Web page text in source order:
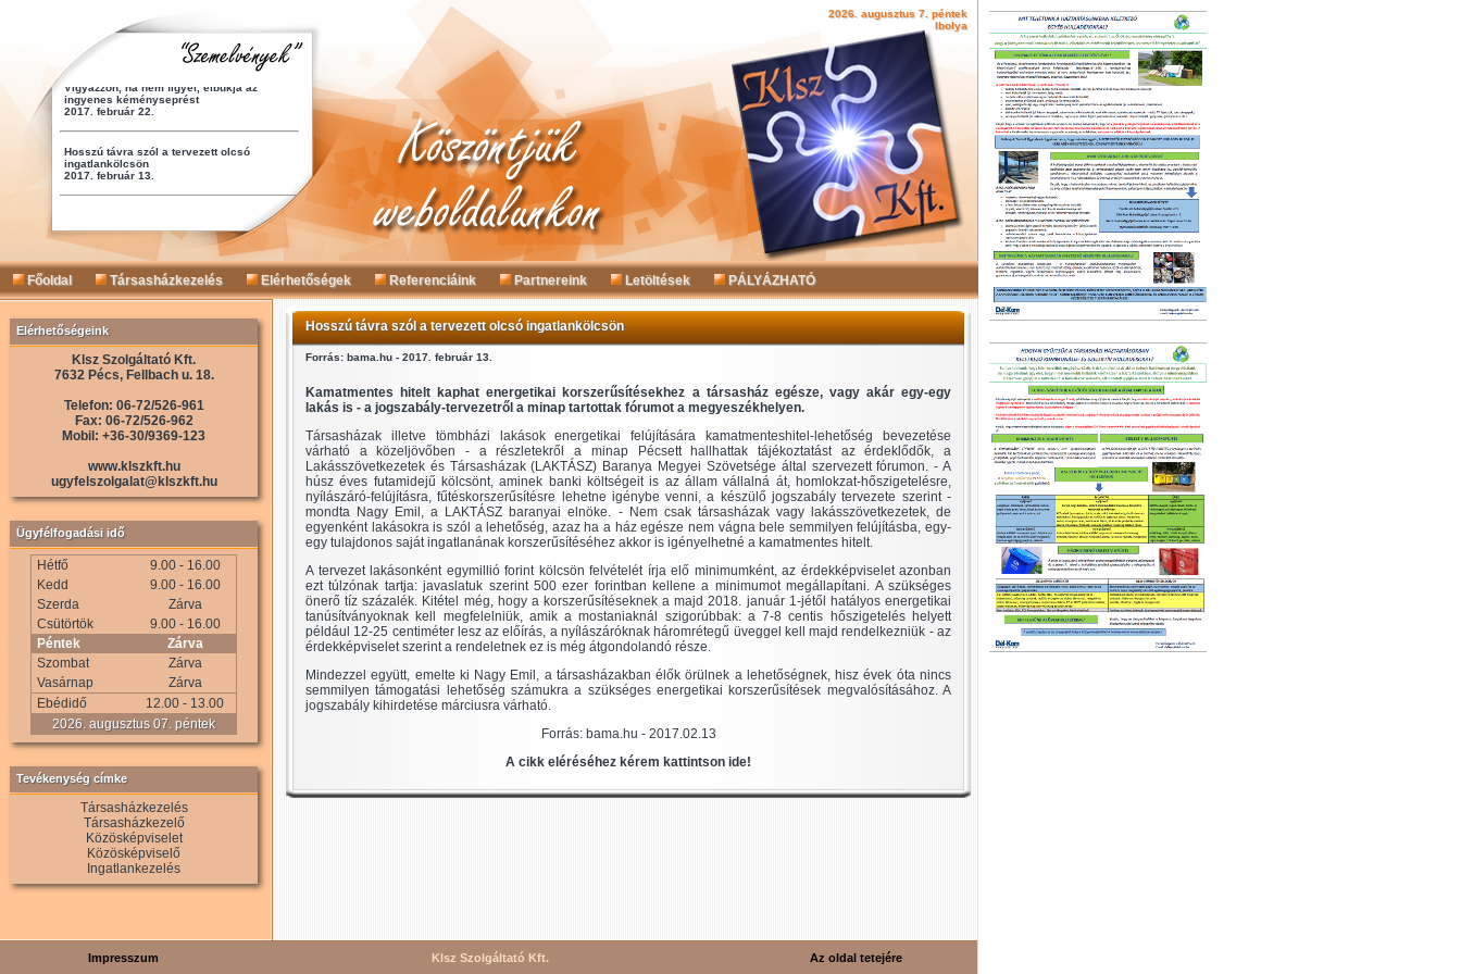
2026. augusztus 7. péntek
Ibolya
Főoldal Társasházkezelés Elérhetőségek Referenciáink Partnereink Letöltések PÁLYÁZHATÓ
Elérhetőségeink
Klsz Szolgáltató Kft.
7632 Pécs, Fellbach u. 18.
Telefon: 06-72/526-961
Fax: 06-72/526-962
Mobil: +36-30/9369-123
www.klszkft.hu
ugyfelszolgalat@klszkft.hu
Ügyfélfogadási idő
Hétfő
9.00 - 16.00
Kedd
9.00 - 16.00
Szerda
Zárva
Csütörtök
9.00 - 16.00
Péntek
Zárva
Szombat
Zárva
Vasárnap
Zárva
Ebédidő
12.00 - 13.00
2026. augusztus 07. péntek
Tevékenység címke
Társasházkezelés
Társasházkezelő
Közösképviselet
Közösképviselő
Ingatlankezelés
Hosszú távra szól a tervezett olcsó ingatlankölcsön
Forrás: bama.hu - 2017. február 13.
Kamatmentes hitelt kaphat energetikai korszerűsítésekhez a társasház egésze, vagy akár egy-egy
lakás is - a jogszabály-tervezetről a minap tartottak fórumot a megyeszékhelyen.
Társasházak illetve tömbházi lakások energetikai felújítására kamatmenteshitel-lehetőség bevezetése
várható a közeljövőben - a részletekről a minap Pécsett hallhattak tájékoztatást az érdeklődők, a
Lakásszövetkezetek és Társasházak (LAKTÁSZ) Baranya Megyei Szövetsége által szervezett fórumon. - A
húsz éves futamidejű kölcsönt, aminek banki költségeit is az állam vállalná át, homlokzat-hőszigetelésre,
nyílászáró-felújításra, fűtéskorszerűsítésre lehetne igénybe venni, a készülő jogszabály tervezete szerint -
mondta Nagy Emil, a LAKTÁSZ baranyai elnöke. - Nem csak társasházak vagy lakásszövetkezetek, de
egyenként lakásokra is szól a lehetőség, azaz ha a ház egésze nem vágna bele semmilyen felújításba, egy-
egy tulajdonos saját ingatlanának korszerűsítéséhez akkor is igényelhetné a kamatmentes hitelt.
A tervezet lakásonként egymillió forint kölcsön felvételét írja elő minimumként, az érdekképviselet azonban
ezt túlzónak tartja: javaslatuk szerint 500 ezer forintban kellene a minimumot megállapítani. A szükséges
önerő tíz százalék. Kitétel még, hogy a korszerűsítéseknek a majd 2018. január 1-jétől hatályos energetikai
tanúsítványoknak kell megfelelniük, amik a mostaniaknál szigorúbbak: a 7-8 centis hőszigetelés helyett
például 12-25 centiméter lesz az előírás, a nyílászáróknak háromrétegű üveggel kell majd rendelkezniük - az
érdekképviselet szerint a rendeletnek ez is még átgondolandó része.
Mindezzel együtt, emelte ki Nagy Emil, a társasházakban élők örülnek a lehetőségnek, hisz évek óta nincs
semmilyen támogatási lehetőség számukra a szükséges energetikai korszerűsítések megvalósításához. A
jogszabály kihirdetése márciusra várható.
Forrás: bama.hu - 2017.02.13
A cikk eléréséhez kérem kattintson ide!
Impresszum Klsz Szolgáltató Kft. Az oldal tetejére